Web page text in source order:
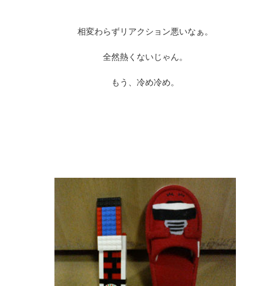
相変わらずリアクション悪いなぁ。
全然熱くないじゃん。
もう、冷め冷め。